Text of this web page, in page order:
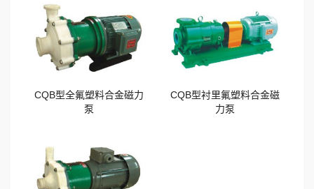
CQB型全氟塑料合金磁力
泵
CQB型衬里氟塑料合金磁
力泵